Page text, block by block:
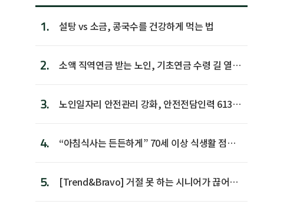
1. 설탕 vs 소금, 콩국수를 건강하게 먹는 법
2.
소액 직역연금 받는 노인, 기초연금 수령 길 열린
3.
노인일자리 안전관리 강화, 안전전담인력 613명
4.
“아침식사는 든든하게” 70세 이상 식생활 점수
5.
[Trend&Bravo] 거절 못 하는 시니어가 끊어야